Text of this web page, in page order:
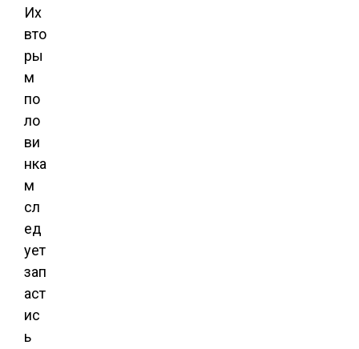
Их
вто
ры
м
по
ло
ви
нка
м
сл
ед
ует
зап
аст
ис
ь